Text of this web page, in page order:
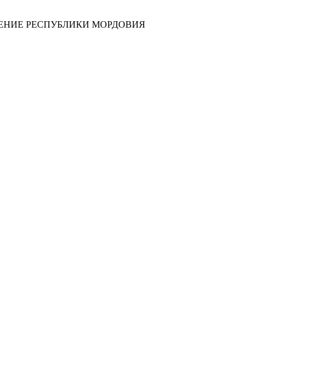
РЕСПУБЛИКИ МОРДОВИЯ